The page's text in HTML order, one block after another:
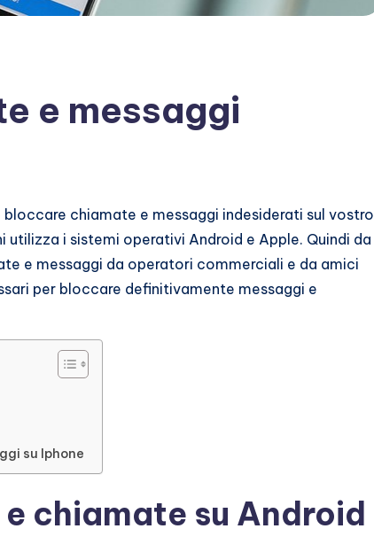
e messaggi
chiamate e messaggi indesiderati sul vostro
i sistemi operativi Android e Apple. Quindi da
e messaggi da operatori commerciali e da amici
per bloccare definitivamente messaggi e
su Iphone
chiamate su Android